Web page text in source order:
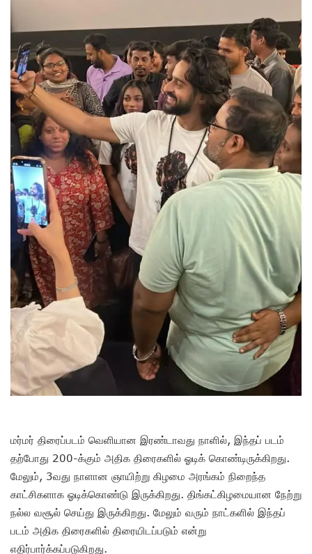
மர்மர் திரைப்படம் வெளியான இரண்டாவது நாளில், இந்தப் படம்
தற்போது 200-க்கும் அதிக திரைகளில் ஓடிக் கொண்டிருக்கிறது.
மேலும், 3வது நாளான ஞாயிற்று கிழமை அரங்கம் நிறைந்த
காட்சிகளாக ஓடிக்கொண்டு இருக்கிறது. திங்கட்கிழமையான நேற்று
நல்ல வசூல் செய்து இருக்கிறது. மேலும் வரும் நாட்களில் இந்தப்
படம் அதிக திரைகளில் திரையிடப்படும் என்று
எதிர்பார்க்கப்படுகிறது.